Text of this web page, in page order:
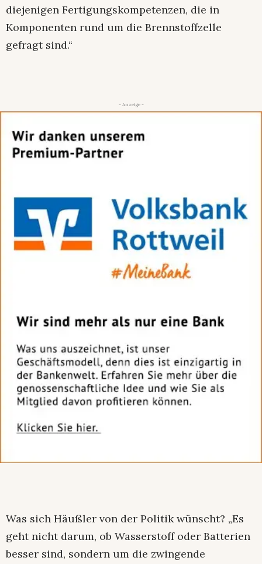
diejenigen Fertigungskompetenzen, die in
Komponenten rund um die Brennstoffzelle
gefragt sind.“
- Anzeige -
Was sich Häußler von der Politik wünscht? „Es
geht nicht darum, ob Wasserstoff oder Batterien
besser sind, sondern um die zwingende